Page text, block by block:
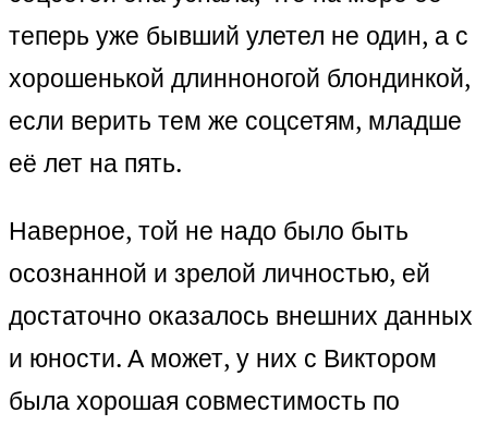
теперь уже бывший улетел не один, а с
хорошенькой длинноногой блондинкой,
если верить тем же соцсетям, младше
её лет на пять.
Наверное, той не надо было быть
осознанной и зрелой личностью, ей
достаточно оказалось внешних данных
и юности. А может, у них с Виктором
была хорошая совместимость по